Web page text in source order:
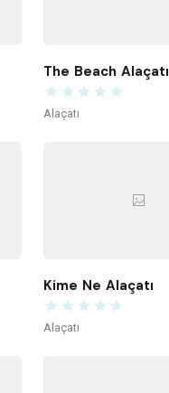
The Beach Alaçatı
Alaçatı
Kime Ne Alaçatı
Alaçatı